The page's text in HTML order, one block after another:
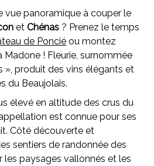
vue panoramique à couper le
etChénas ? Prenez le temps
de Poncié ou montez
Madone ! Fleurie, surnommée
», produit des vins élégants et
du Beaujolais.
élevé en altitude des crus du
est connue pour ses
Côté découverte et
sentiers de randonnée des
les paysages vallonnés et les